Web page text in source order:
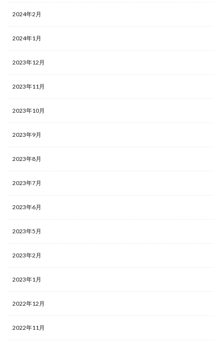
2024年2月
2024年1月
2023年12月
2023年11月
2023年10月
2023年9月
2023年8月
2023年7月
2023年6月
2023年5月
2023年2月
2023年1月
2022年12月
2022年11月